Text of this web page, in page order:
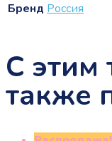
Бренд Россия
С этим
также